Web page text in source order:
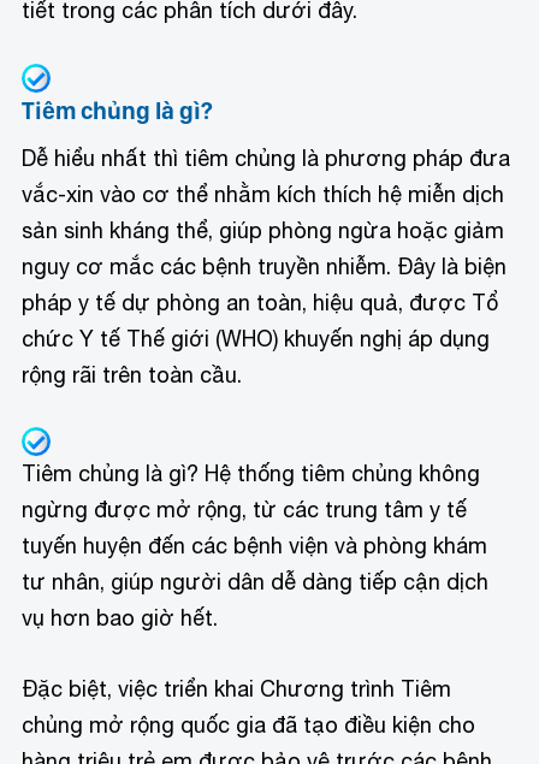
tiết trong các phân tích dưới đây.
Tiêm chủng là gì?
Dễ hiểu nhất thì tiêm chủng là phương pháp đưa
vắc-xin vào cơ thể nhằm kích thích hệ miễn dịch
sản sinh kháng thể, giúp phòng ngừa hoặc giảm
nguy cơ mắc các bệnh truyền nhiễm. Đây là biện
pháp y tế dự phòng an toàn, hiệu quả, được Tổ
chức Y tế Thế giới (WHO) khuyến nghị áp dụng
rộng rãi trên toàn cầu.
Tiêm chủng là gì? Hệ thống tiêm chủng không
ngừng được mở rộng, từ các trung tâm y tế
tuyến huyện đến các bệnh viện và phòng khám
tư nhân, giúp người dân dễ dàng tiếp cận dịch
vụ hơn bao giờ hết.
Đặc biệt, việc triển khai Chương trình Tiêm
chủng mở rộng quốc gia đã tạo điều kiện cho